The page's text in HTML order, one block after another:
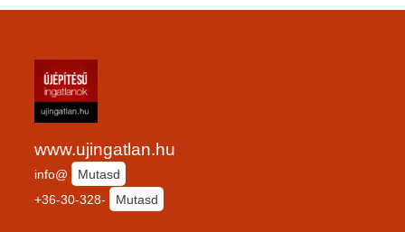
www.ujingatlan.hu
info@
Mutasd
+36-30-328-
Mutasd